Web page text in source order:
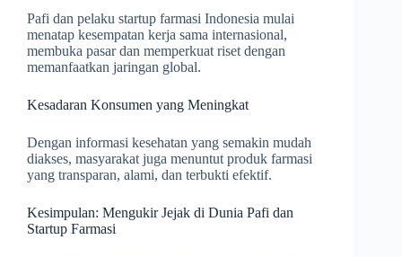
Pafi dan pelaku startup farmasi Indonesia mulai
menatap kesempatan kerja sama internasional,
membuka pasar dan memperkuat riset dengan
memanfaatkan jaringan global.
Kesadaran Konsumen yang Meningkat
Dengan informasi kesehatan yang semakin mudah
diakses, masyarakat juga menuntut produk farmasi
yang transparan, alami, dan terbukti efektif.
Kesimpulan: Mengukir Jejak di Dunia Pafi dan
Startup Farmasi